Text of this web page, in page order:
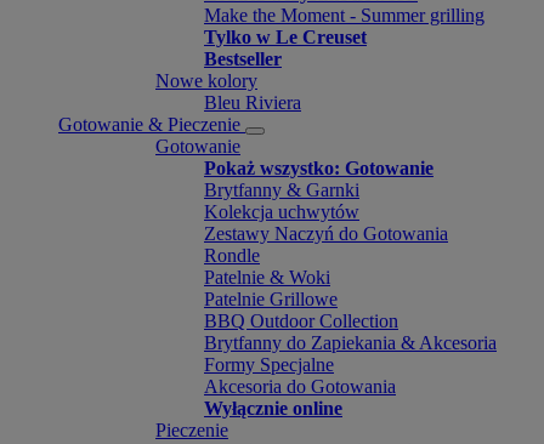
Make the Moment - Summer grilling
Tylko w Le Creuset
Bestseller
Nowe kolory
Bleu Riviera
Gotowanie & Pieczenie
Gotowanie
Pokaż wszystko: Gotowanie
Brytfanny & Garnki
Kolekcja uchwytów
Zestawy Naczyń do Gotowania
Rondle
Patelnie & Woki
Patelnie Grillowe
BBQ Outdoor Collection
Brytfanny do Zapiekania & Akcesoria
Formy Specjalne
Akcesoria do Gotowania
Wyłącznie online
Pieczenie